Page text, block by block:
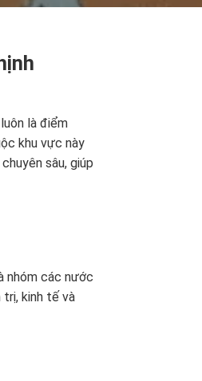
là điểm
khu vực này
sâu, giúp
nhóm các nước
kinh tế và